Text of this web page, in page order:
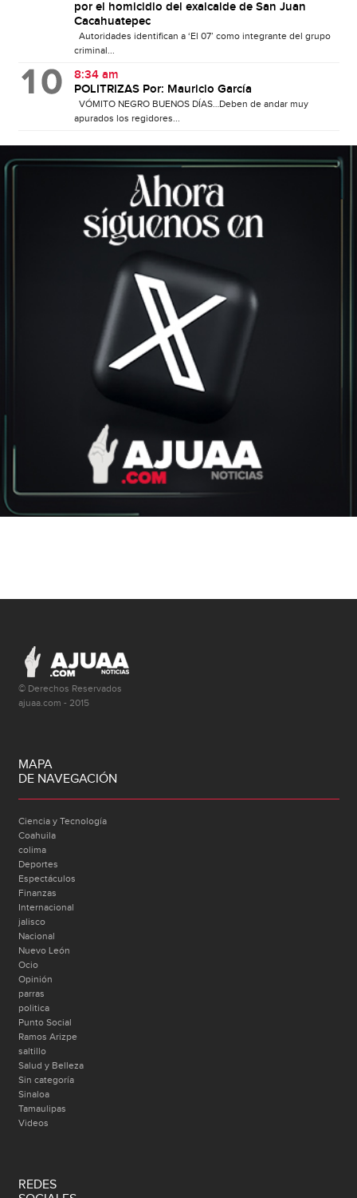
por el homicidio del exalcalde de San Juan
Cacahuatepec
Autoridades identifican a ‘El 07’ como integrante del grupo
criminal...
8:34 am
POLITRIZAS Por: Mauricio García
VÓMITO NEGRO BUENOS DÍAS…Deben de andar muy
apurados los regidores...
© Derechos Reservados
ajuaa.com - 2015
MAPA
DE NAVEGACIÓN
Ciencia y Tecnología
Coahuila
colima
Deportes
Espectáculos
Finanzas
Internacional
jalisco
Nacional
Nuevo León
Ocio
Opinión
parras
politica
Punto Social
Ramos Arizpe
saltillo
Salud y Belleza
Sin categoría
Sinaloa
Tamaulipas
Videos
REDES